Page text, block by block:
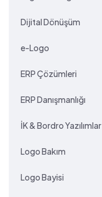
Dijital Dönüşüm
e-Logo
ERP Çözümleri
ERP Danışmanlığı
İK & Bordro Yazılımlar
Logo Bakım
Logo Bayisi